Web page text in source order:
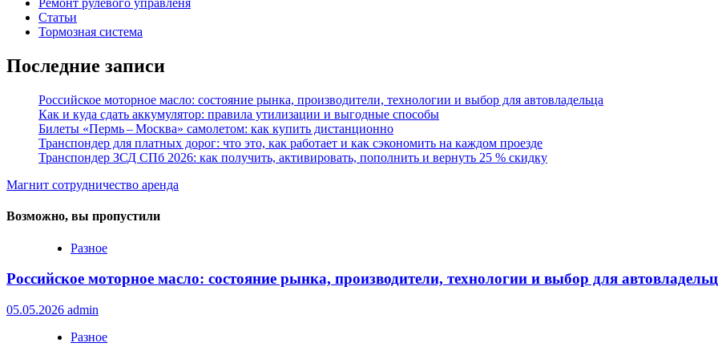
Ремонт рулевого управленя
Статьи
Тормозная система
Последние записи
Российское моторное масло: состояние рынка, производители, технологии и выбор для автовладельца
Как и куда сдать аккумулятор: правила утилизации и выгодные способы
Билеты «Пермь – Москва» самолетом: как купить дистанционно
Транспондер для платных дорог: что это, как работает и как сэкономить на каждом проезде
Транспондер ЗСД СПб 2026: как получить, активировать, пополнить и вернуть 25 % скидку
Магнит сотрудничество аренда
Возможно, вы пропустили
Разное
Российское моторное масло: состояние рынка, производители, технологии и выбор для
05.05.2026 admin
Разное